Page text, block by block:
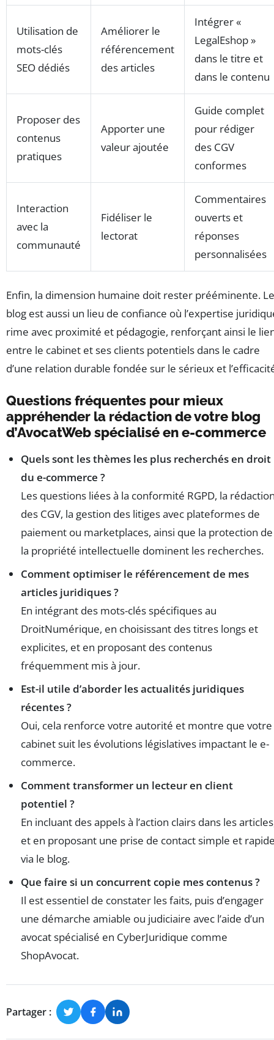
Utilisation de
mots-clés
SEO dédiés
Améliorer le
référencement
des articles
Intégrer «
LegalEshop »
dans le titre et
dans le contenu
Proposer des
contenus
pratiques
Apporter une
valeur ajoutée
Guide complet
pour rédiger
des CGV
conformes
Interaction
avec la
communauté
Fidéliser le
lectorat
Commentaires
ouverts et
réponses
personnalisées
Enfin, la dimension humaine doit rester prééminente. Le
blog est aussi un lieu de confiance où l’expertise
rime avec proximité et pédagogie, renforçant ainsi le
entre le cabinet et ses clients potentiels dans le cadre
d’une relation durable fondée sur le sérieux et
Questions fréquentes pour mieux
appréhender la rédaction de votre blog
d’AvocatWeb spécialisé en e-commerce
Quels sont les thèmes les plus recherchés en droit
du e-commerce ?
Les questions liées à la conformité RGPD, la
des CGV, la gestion des litiges avec plateformes de
paiement ou marketplaces, ainsi que la protection de
la propriété intellectuelle dominent les recherches.
Comment optimiser le référencement de mes
articles juridiques ?
En intégrant des mots-clés spécifiques au
DroitNumérique, en choisissant des titres longs et
explicites, et en proposant des contenus
fréquemment mis à jour.
Est-il utile d’aborder les actualités juridiques
récentes ?
Oui, cela renforce votre autorité et montre que votre
cabinet suit les évolutions législatives impactant le e-
commerce.
Comment transformer un lecteur en client
potentiel ?
En incluant des appels à l’action clairs dans les
et en proposant une prise de contact simple et
via le blog.
Que faire si un concurrent copie mes contenus ?
Il est essentiel de constater les faits, puis d’engager
une démarche amiable ou judiciaire avec l’aide d’un
avocat spécialisé en CyberJuridique comme
ShopAvocat.
Partager :